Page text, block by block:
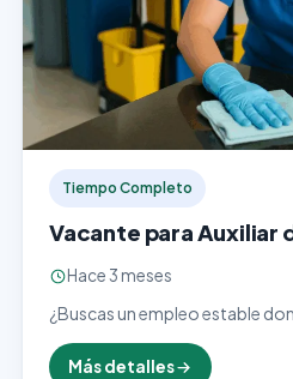
Tiempo Completo
Vacante para Auxiliar
Hace 3 meses
¿Buscas un empleo estable
y reconocido? Una empresa
búsqueda de personas
Más detalles